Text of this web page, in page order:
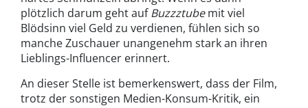
plötzlich darum geht aufBuzzztubemit viel
Blödsinn viel Geld zu verdienen, fühlen sich so
manche Zuschauer unangenehm stark an ihren
Lieblings-Influencer erinnert.
An dieser Stelle ist bemerkenswert, dass der Film,
trotz der sonstigen Medien-Konsum-Kritik, ein